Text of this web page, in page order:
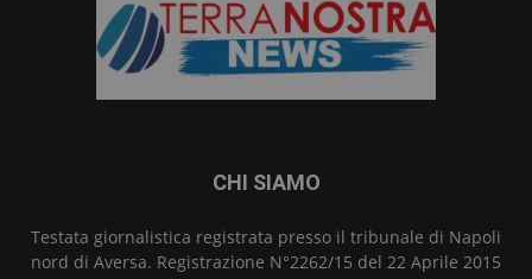
CHI SIAMO
Testata giornalistica registrata presso il tribunale di Napoli
nord di Aversa. Registrazione N°2262/15 del 22 Aprile 2015